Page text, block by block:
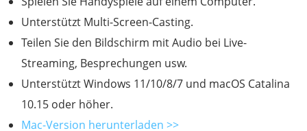
Unterstützt Multi-Screen-Casting.
Teilen Sie den Bildschirm mit Audio bei Live-
Streaming, Besprechungen usw.
Unterstützt Windows 11/10/8/7 und macOS Catalina
10.15 oder höher.
Mac-Version herunterladen >>